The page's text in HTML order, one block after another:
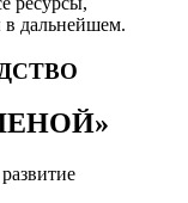
дальнейшем.